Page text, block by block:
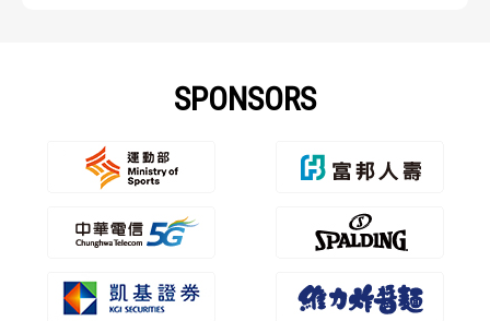
SPONSORS